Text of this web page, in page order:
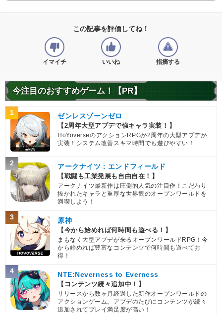
この記事を評価してね！
イマイチ いいね 指摘する
今注目のおすすめゲーム！【PR】
1 ゼンレスゾーンゼロ
【2周年大型アプデで強キャラ実装！】
HoYoverseのアクションRPGが2周年の大型アプデが
実装！システム改善スキマ時間でも遊びやすい！
2 アークナイツ：エンドフィールド
【戦闘も工業発展も自由自在！】
アークナイツ最新作は圧倒的人気の注目作！こだわり
抜かれたキャラと重厚な世界観のオープンワールドを
満喫しよう！
3 原神
【今から始めれば何時間も遊べる！】
まもなく大型アプデが来るオープンワールドRPG！今
から始めれば豊富なコンテンツで何時間も遊べてお
得！
4 NTE:Neverness to Everness
【コンテンツ続々追加中！】
リリースから数ヶ月経過した新作オープンワールドの
アクションゲーム。アプデのたびにコンテンツが続々
追加されてプレイ満足度が高い！